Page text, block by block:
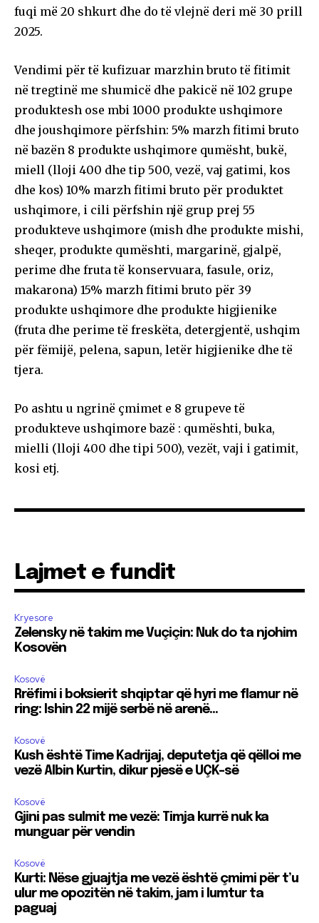
fuqi më 20 shkurt dhe do të vlejnë deri më 30 prill
2025.
Vendimi për të kufizuar marzhin bruto të fitimit
në tregtinë me shumicë dhe pakicë në 102 grupe
produktesh ose mbi 1000 produkte ushqimore
dhe joushqimore përfshin: 5% marzh fitimi bruto
në bazën 8 produkte ushqimore qumësht, bukë,
miell (lloji 400 dhe tip 500, vezë, vaj gatimi, kos
dhe kos) 10% marzh fitimi bruto për produktet
ushqimore, i cili përfshin një grup prej 55
produkteve ushqimore (mish dhe produkte mishi,
sheqer, produkte qumështi, margarinë, gjalpë,
perime dhe fruta të konservuara, fasule, oriz,
makarona) 15% marzh fitimi bruto për 39
produkte ushqimore dhe produkte higjienike
(fruta dhe perime të freskëta, detergjentë, ushqim
për fëmijë, pelena, sapun, letër higjienike dhe të
tjera.
Po ashtu u ngrinë çmimet e 8 grupeve të
produkteve ushqimore bazë : qumështi, buka,
mielli (lloji 400 dhe tipi 500), vezët, vaji i gatimit,
kosi etj.
Lajmet e fundit
Kryesore
Zelensky në takim me Vuçiçin: Nuk do ta njohim
Kosovën
Kosovë
Rrëfimi i boksierit shqiptar që hyri me flamur në
ring: Ishin 22 mijë serbë në arenë…
Kosovë
Kush është Time Kadrijaj, deputetja që qëlloi me
vezë Albin Kurtin, dikur pjesë e UÇK-së
Kosovë
Gjini pas sulmit me vezë: Timja kurrë nuk ka
munguar për vendin
Kosovë
Kurti: Nëse gjuajtja me vezë është çmimi për t’u
ulur me opozitën në takim, jam i lumtur ta
paguaj